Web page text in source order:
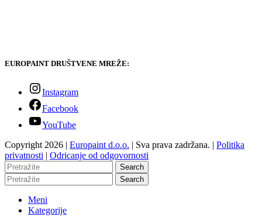
EUROPAINT DRUŠTVENE MREŽE:
Instagram
Facebook
YouTube
Copyright 2026 | Europaint d.o.o. | Sva prava zadržana. | Politika
privatnosti | Odricanje od odgovornosti
Search
Search
Meni
Kategorije